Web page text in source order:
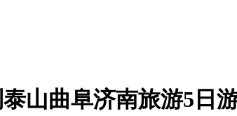
山曲阜济南旅游5日